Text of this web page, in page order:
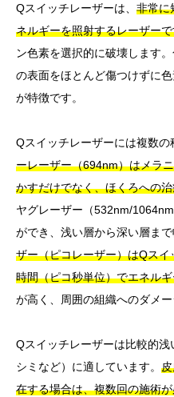
Qスイッチレーザーは、 非常に
ネルギーを照射するレーザー
ン色素を選択的に破壊します
の表面をほとんど傷つけずに
が特徴です。
Qスイッチレーザーには複数の
ーレーザー（694nm）はメラ
かすだけでなく、ほくろへの
ヤグレーザー（532nm/
ができ、浅い層から深い層まで
ザー（ピコレーザー）はQス
時間（ピコ秒単位）でエネル
が高く、周囲の組織へのダメ
Qスイッチレーザーは比較的浅
シミなど）に適しています。
在する場合は、複数回の施術